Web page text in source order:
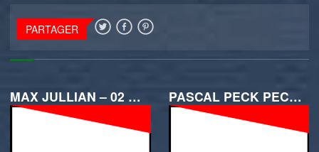
PARTAGER
MAX JULLIAN – 02 FÉVRIER 2018 PASCAL PECK PECK PRODUCTION – 26 JANVIER 2018